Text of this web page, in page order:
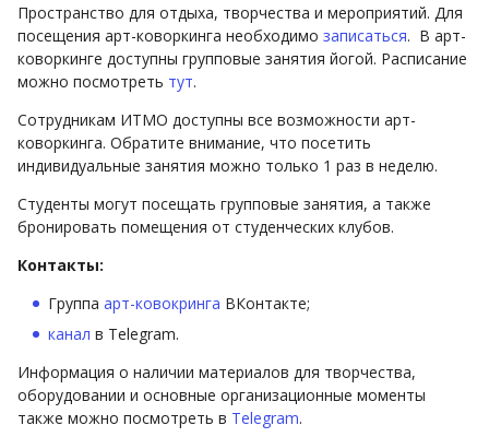
Пространство для отдыха, творчества и мероприятий. Для
посещения арт-коворкинга необходимо записаться. В арт-
коворкинге доступны групповые занятия йогой. Расписание
можно посмотреть тут.
Сотрудникам ИТМО доступны все возможности арт-
коворкинга. Обратите внимание, что посетить
индивидуальные занятия можно только 1 раз в неделю.
Студенты могут посещать групповые занятия, а также
бронировать помещения от студенческих клубов.
Контакты:
Группа арт-ковокринга ВКонтакте;
канал в Telegram.
Информация о наличии материалов для творчества,
оборудовании и основные организационные моменты
также можно посмотреть в Telegram.